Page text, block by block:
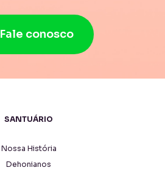
Fale conosco
SANTUÁRIO
Nossa História
Dehonianos